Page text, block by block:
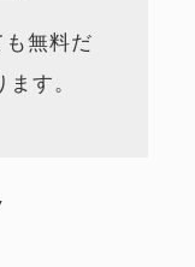
無料だ
す。